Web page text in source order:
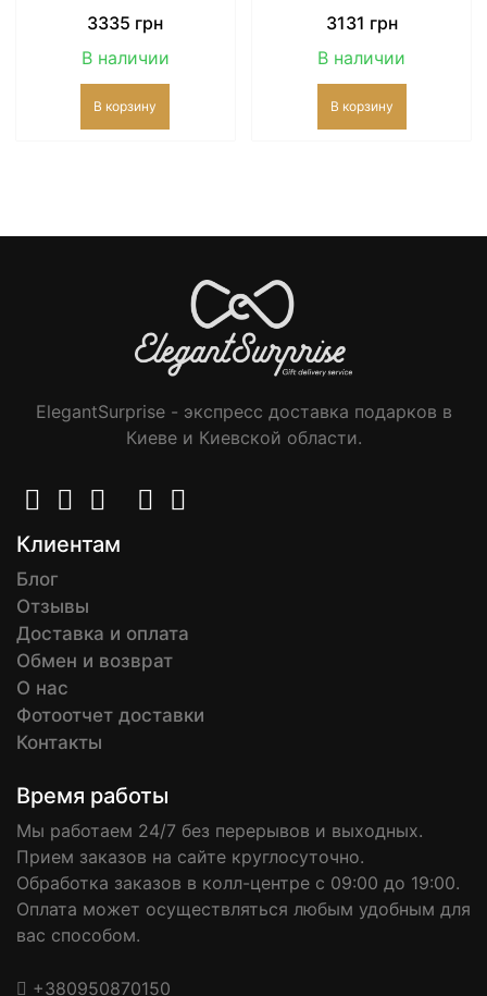
3335 грн
В наличии
В корзину
3131 грн
В наличии
В корзину
ElegantSurprise - экспресс доставка подарков в
Киеве и Киевской области.
Клиентам
Блог
Отзывы
Доставка и оплата
Обмен и возврат
О нас
Фотоотчет доставки
Контакты
Время работы
Мы работаем 24/7 без перерывов и выходных.
Прием заказов на сайте круглосуточно.
Обработка заказов в колл-центре с 09:00 до 19:00.
Оплата может осуществляться любым удобным для
вас способом.
+380950870150